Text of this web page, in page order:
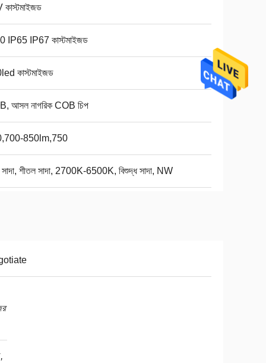
কাস্টমাইজড
IP65 IP67 কাস্টমাইজড
কাস্টমাইজড
আসল নাগরিক COB চিপ
850lm,750
শীতল সাদা, 2700K-6500K, বিশুদ্ধ সাদা, NW